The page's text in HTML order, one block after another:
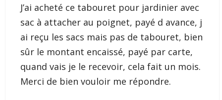
J’ai acheté ce tabouret pour jardinier avec
sac à attacher au poignet, payé d avance, j
ai reçu les sacs mais pas de tabouret, bien
sûr le montant encaissé, payé par carte,
quand vais je le recevoir, cela fait un mois.
Merci de bien vouloir me répondre.